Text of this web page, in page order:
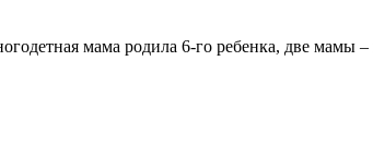
мама родила 6-го ребенка, две мамы